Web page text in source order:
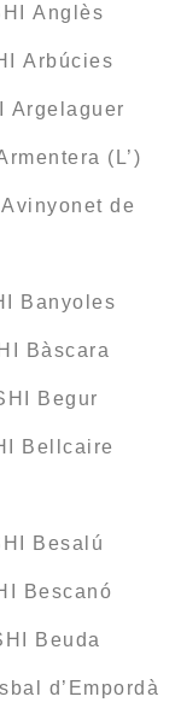
Anglès
Arbúcies
Argelaguer
(L’)
de
Banyoles
Bàscara
Begur
Bellcaire
Besalú
Bescanó
Beuda
d’Empordà